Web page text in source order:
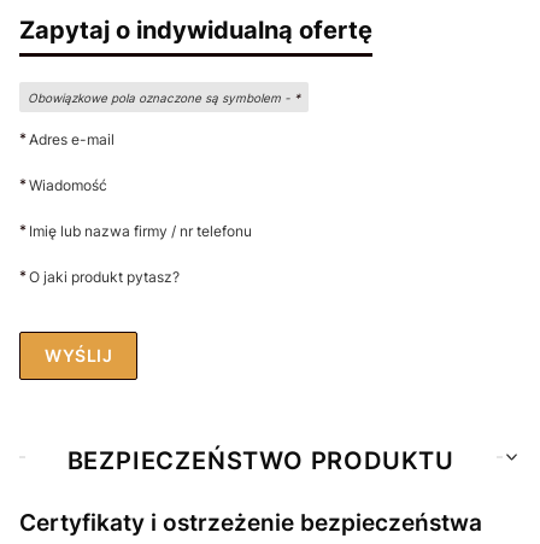
Zapytaj o indywidualną ofertę
Obowiązkowe pola oznaczone są symbolem - *
*Adres e-mail
*Wiadomość
* Imię lub nazwa firmy / nr telefonu
*O jaki produkt pytasz?
WYŚLIJ
BEZPIECZEŃSTWO PRODUKTU
Certyfikaty i ostrzeżenie bezpieczeństwa